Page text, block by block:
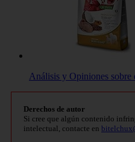
Análisis y Opiniones
Derechos de autor
Si cree que algún contenido
intelectual, contacte en